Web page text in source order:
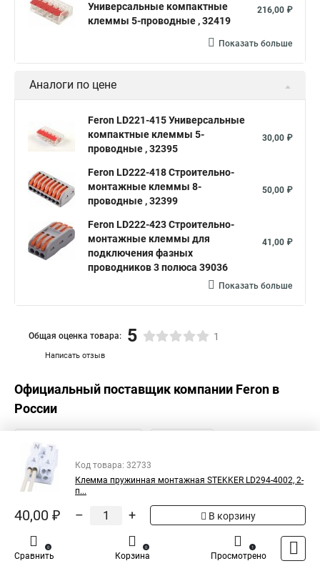
Универсальные компактные
клеммы 5-проводные , 32419
216,00 ₽
Показать больше
Аналоги по цене
Feron LD221-415 Универсальные
компактные клеммы 5-
проводные , 32395
30,00 ₽
Feron LD222-418 Cтроительно-
монтажные клеммы 8-
проводные , 32399
50,00 ₽
Feron LD222-423 Cтроительно-
монтажные клеммы для
подключения фазных
проводников 3 полюса 39036
41,00 ₽
Показать больше
Написать отзыв
Общая оценка товара: 5 1
Официальный поставщик компании Feron в
России
Код товара: 32733
Клемма пружинная монтажная STEKKER LD294-4002, 2-
п...
40,00 ₽ – + В корзину
Сравнить
0
Корзина
0
Просмотрено
1